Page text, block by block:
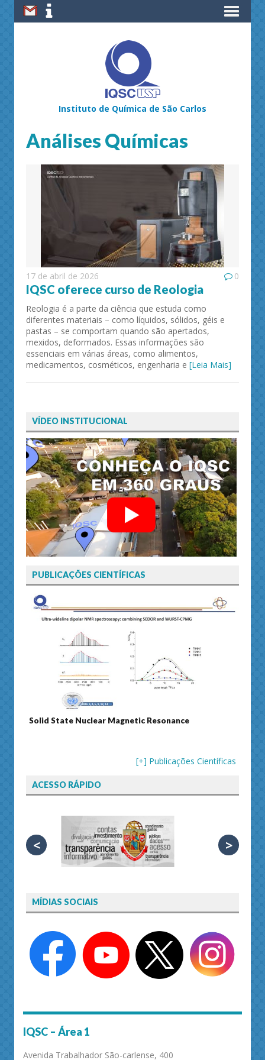
Instituto de Química de São Carlos
Análises Químicas
17 de abril de 2026 0
IQSC oferece curso de Reologia
Reologia é a parte da ciência que estuda como
diferentes materiais – como líquidos, sólidos, géis e
pastas – se comportam quando são apertados,
mexidos, deformados. Essas informações são
essenciais em várias áreas, como alimentos,
medicamentos, cosméticos, engenharia e [Leia Mais]
VÍDEO INSTITUCIONAL
PUBLICAÇÕES CIENTÍFICAS
Solid State Nuclear Magnetic Resonance
[+] Publicações Científicas
ACESSO RÁPIDO
< >
MÍDIAS SOCIAIS
IQSC – Área 1
Avenida Trabalhador São-carlense, 400